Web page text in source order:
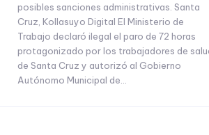
posibles sanciones administrativas. Santa
Cruz, Kollasuyo Digital El Ministerio de
Trabajo declaró ilegal el paro de 72 horas
protagonizado por los trabajadores de
de Santa Cruz y autorizó al Gobierno
Autónomo Municipal de...